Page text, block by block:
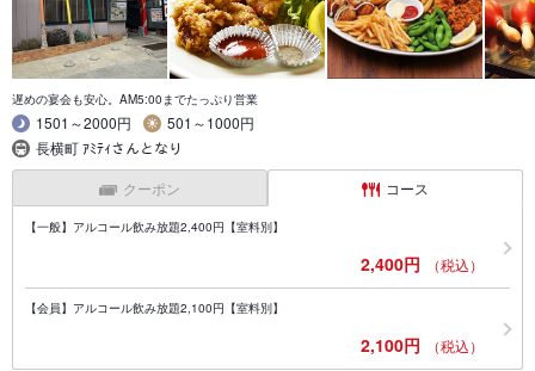
遅めの宴会も安心。AM5:00までたっぷり営業
1501～2000円
501～1000円
長横町 ｱﾐﾃｨさんとなり
クーポン コース
【一般】アルコール飲み放題2,400円【室料別】
2,400円 （税込）
【会員】アルコール飲み放題2,100円【室料別】
2,100円 （税込）